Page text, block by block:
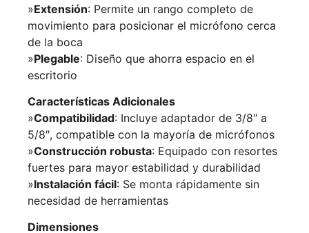
»Extensión: Permite un rango completo de
movimiento para posicionar el micrófono cerca
de la boca
»Plegable: Diseño que ahorra espacio en el
escritorio
Características Adicionales
»Compatibilidad: Incluye adaptador de 3/8″ a
5/8″, compatible con la mayoría de micrófonos
»Construcción robusta: Equipado con resortes
fuertes para mayor estabilidad y durabilidad
»Instalación fácil: Se monta rápidamente sin
necesidad de herramientas
Dimensiones